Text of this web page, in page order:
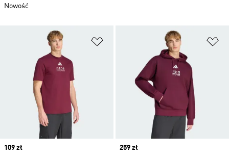
Dodaj do listy życzeń
Price
109 zł
Price
259 zł
Nowość